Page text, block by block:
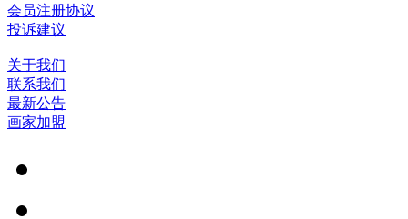
会员注册协议
投诉建议
关于我们
联系我们
最新公告
画家加盟